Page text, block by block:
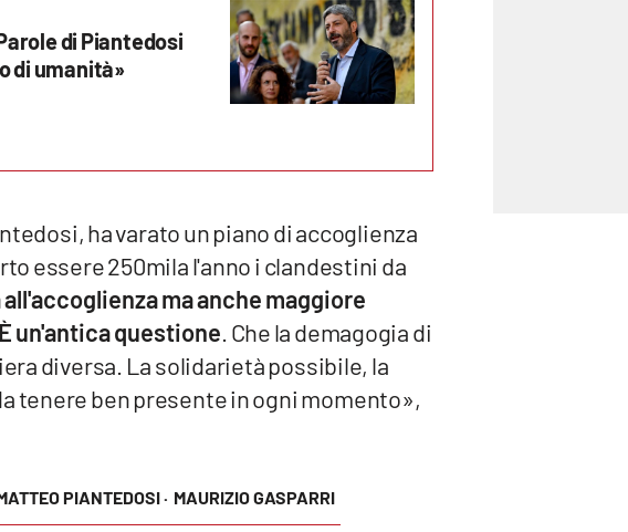
PIANTEDOSI · MAURIZIO GASPARRI
di Piantedosi
di umanità»
ha varato un piano di accoglienza
essere 250mila l'anno i clandestini da
ma anche maggiore
un'antica questione. Che la demagogia di
diversa. La solidarietà possibile, la
tenere ben presente in ogni momento»,